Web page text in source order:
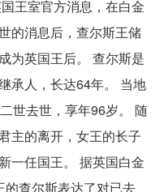
王室官方消息，在白金
的消息后，查尔斯王储
为英国王后。 查尔斯是
承人，长达64年。 当地
世去世，享年96岁。 随
主的离开，女王的长子
任国王。 据英国白金
查尔斯表达了对已去